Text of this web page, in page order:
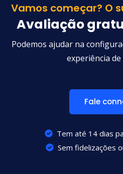
Vamos começar? O
Avaliação
Podemos ajudar na
experiência
Fale
Tem até 14 dias
Sem fidelizações